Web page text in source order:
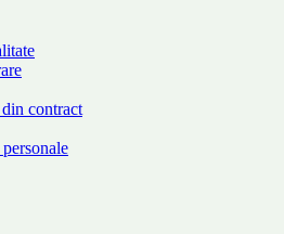
contract